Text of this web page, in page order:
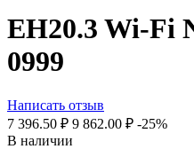
EH20.3 Wi-Fi
0999
Написать отзыв
7 396.50 ₽ 9 862.00 ₽ -25%
В наличии